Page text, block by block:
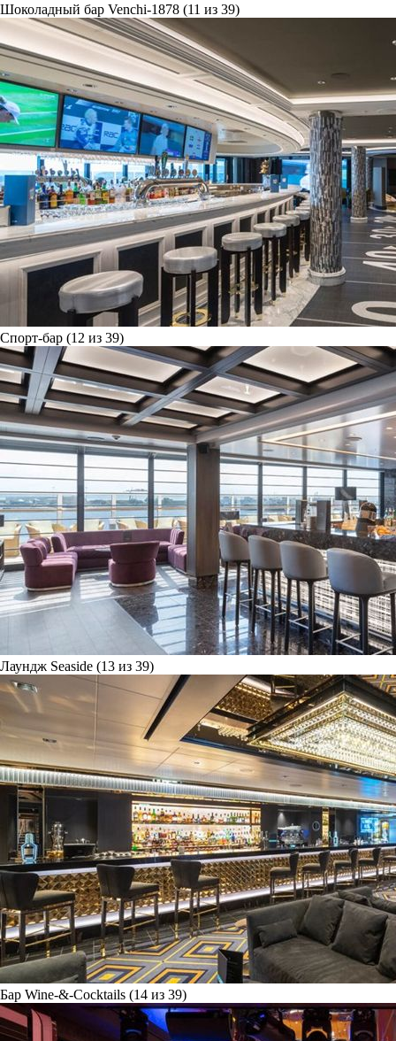
Шоколадный бар Venchi-1878 (11 из 39)
Спорт-бар (12 из 39)
Лаундж Seaside (13 из 39)
Бар Wine-&-Cocktails (14 из 39)